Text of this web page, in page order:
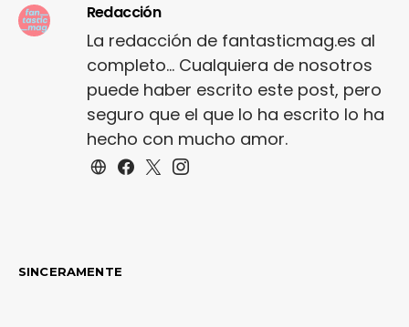
Redacción
La redacción de fantasticmag.es al
completo... Cualquiera de nosotros
puede haber escrito este post, pero
seguro que el que lo ha escrito lo ha
hecho con mucho amor.
SINCERAMENTE